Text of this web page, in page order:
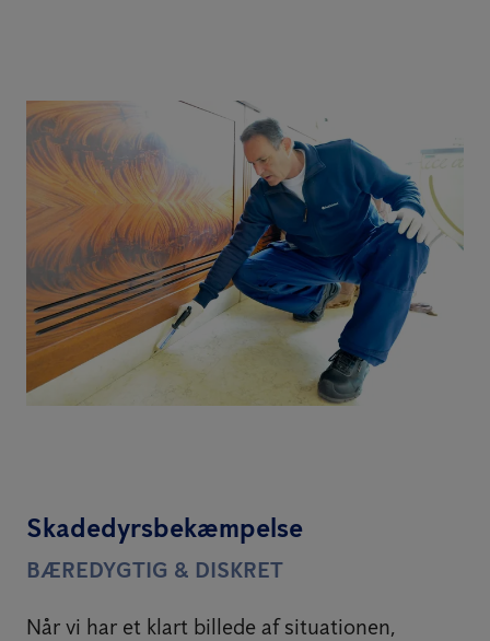
Skadedyrsbekæmpelse
BÆREDYGTIG & DISKRET
Når vi har et klart billede af situationen,